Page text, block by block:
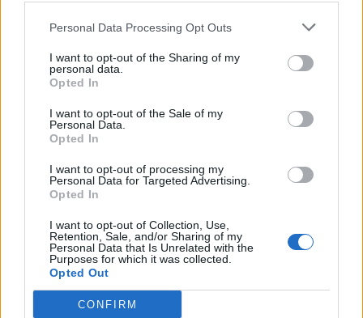
Personal Data Processing Opt Outs
I want to opt-out of the Sharing of my
personal data.
Opted In
I want to opt-out of the Sale of my
Personal Data.
Opted In
I want to opt-out of processing my
Personal Data for Targeted Advertising.
Opted In
I want to opt-out of Collection, Use,
Retention, Sale, and/or Sharing of my
Personal Data that Is Unrelated with the
Purposes for which it was collected.
Opted Out
CONFIRM